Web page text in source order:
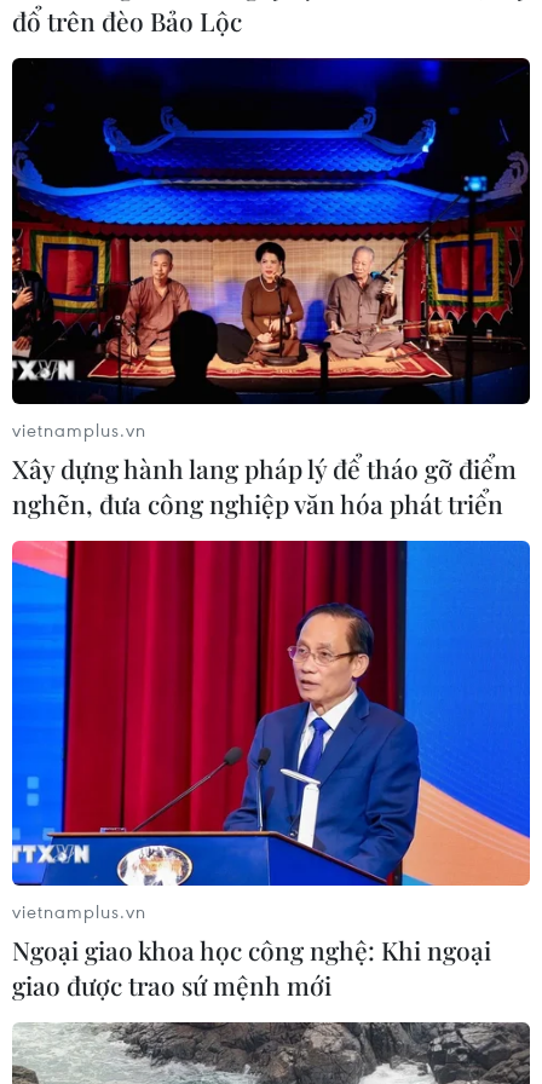
đổ trên đèo Bảo Lộc
vietnamplus.vn
Xây dựng hành lang pháp lý để tháo gỡ điểm
nghẽn, đưa công nghiệp văn hóa phát triển
vietnamplus.vn
Ngoại giao khoa học công nghệ: Khi ngoại
giao được trao sứ mệnh mới